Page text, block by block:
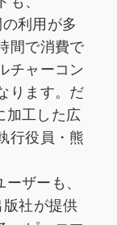
利用が多
間で消費で
チャーコン
ります。だ
加工した広
行役員・熊
ザーも、
社が提供